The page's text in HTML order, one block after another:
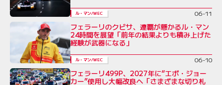
ル・マン/WEC 06-11
フェラーリのクビサ、連覇が懸かるル・マン
24時間を展望「前年の結果よりも積み上げた
経験が武器になる」
ル・マン/WEC 06-10
フェラーリ499P、2027年に“エボ・ジョー
カー”使用し大幅改良へ「さまざまな切り札